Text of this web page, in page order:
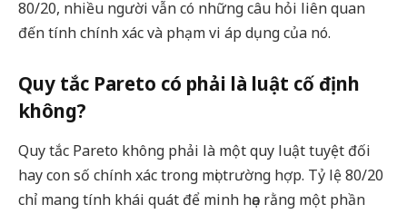
80/20, nhiều người vẫn có những câu hỏi liên quan
đến tính chính xác và phạm vi áp dụng của nó.
Quy tắc Pareto có phải là luật cố định
không?
Quy tắc Pareto không phải là một quy luật tuyệt đối
hay con số chính xác trong mọi trường hợp. Tỷ lệ 80/20
chỉ mang tính khái quát để minh họa rằng một phần